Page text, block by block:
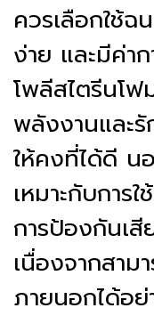
ควรเลือกใช้
ง่าย และมีค่า
โพลีสไตรีนโ
พลังงานและ
ให้คงที่ได้ดี
เหมาะกับการ
การป้องกันเ
เนื่องจากสาม
ภายนอกได้อ